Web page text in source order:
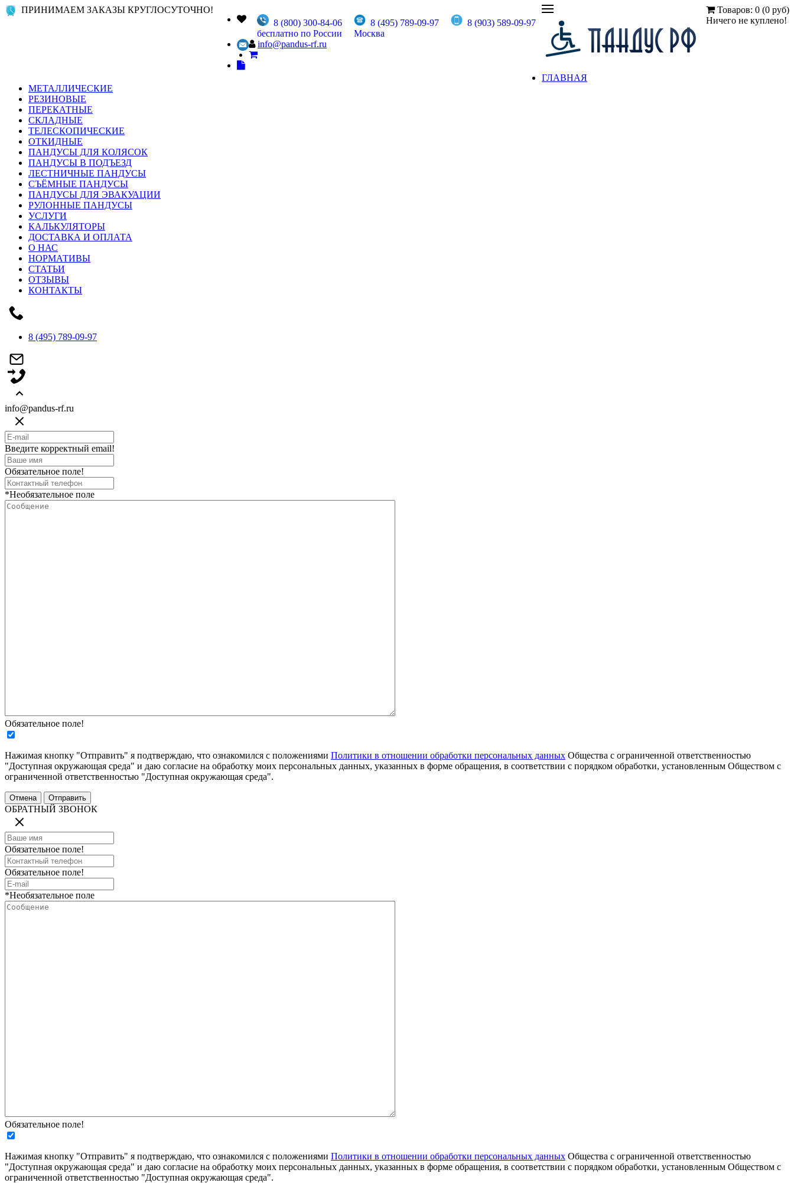
ПРИНИМАЕМ ЗАКАЗЫ КРУГЛОСУТОЧНО!
8 (800) 300-84-06
бесплатно по России
8 (495) 789-09-97
Москва
8 (903) 589-09-97
info@pandus-rf.ru
Товаров: 0 (0 руб)
Ничего не куплено!
ГЛАВНАЯ
МЕТАЛЛИЧЕСКИЕ
РЕЗИНОВЫЕ
ПЕРЕКАТНЫЕ
СКЛАДНЫЕ
ТЕЛЕСКОПИЧЕСКИЕ
ОТКИДНЫЕ
ПАНДУСЫ ДЛЯ КОЛЯСОК
ПАНДУСЫ В ПОДЪЕЗД
ЛЕСТНИЧНЫЕ ПАНДУСЫ
СЪЁМНЫЕ ПАНДУСЫ
ПАНДУСЫ ДЛЯ ЭВАКУАЦИИ
РУЛОННЫЕ ПАНДУСЫ
УСЛУГИ
КАЛЬКУЛЯТОРЫ
ДОСТАВКА И ОПЛАТА
О НАС
НОРМАТИВЫ
СТАТЬИ
ОТЗЫВЫ
КОНТАКТЫ
8 (495) 789-09-97
info@pandus-rf.ru
Введите корректный email!
Обязательное поле!
*Необязательное поле
Обязательное поле!
Нажимая кнопку "Отправить" я подтверждаю, что ознакомился с положениями Политики в отношении обработки персональных данных Общества с ограниченной ответственностью
"Доступная окружающая среда" и даю согласие на обработку моих персональных данных, указанных в форме обращения, в соответствии с порядком обработки, установленным Обществом с
ограниченной ответственностью "Доступная окружающая среда".
ОБРАТНЫЙ ЗВОНОК
Обязательное поле!
Обязательное поле!
*Необязательное поле
Обязательное поле!
Нажимая кнопку "Отправить" я подтверждаю, что ознакомился с положениями Политики в отношении обработки персональных данных Общества с ограниченной ответственностью
"Доступная окружающая среда" и даю согласие на обработку моих персональных данных, указанных в форме обращения, в соответствии с порядком обработки, установленным Обществом с
ограниченной ответственностью "Доступная окружающая среда".